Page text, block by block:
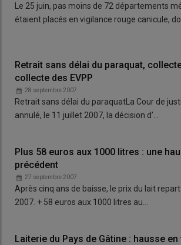
Le 25 juin, pas moins de 72 départements
étaient placés en vigilance rouge canicule,
Retrait sans délai du paraquat,
collecte des EVPP
28 septembre 2007
Retrait sans délai du paraquatLa Cour de
annulé, le 11 juillet 2007, la décision d’…
Plus 58 euros aux 1000 litres : une
précédent
27 septembre 2007
Après cinq ans de baisse, le prix du lait
2007. + 58 euros aux 1000 litres au…
Laiterie du Pays de Gâtine : hausse en